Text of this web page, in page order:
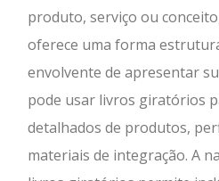
produto, serviço ou
oferece uma forma
envolvente de apresentar
pode usar livros giratórios
detalhados de produtos,
materiais de integração. A